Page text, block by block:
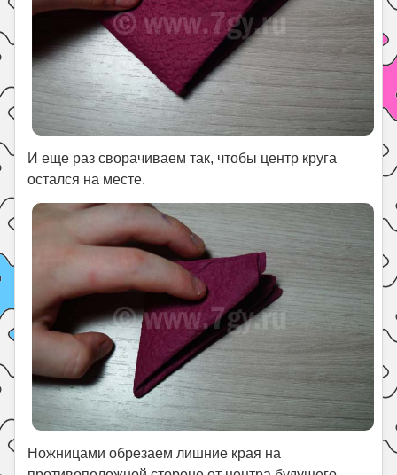
И еще раз сворачиваем так, чтобы центр круга
остался на месте.
Ножницами обрезаем лишние края на